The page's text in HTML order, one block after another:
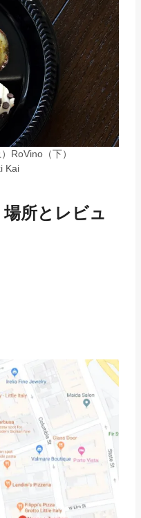
RoVino（下）
Kai
場所とレビュ